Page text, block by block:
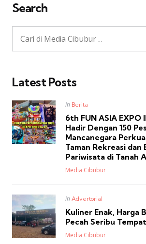
Search
Latest Posts
Posted
in
in Berita
6th FUN ASIA EXPO
Hadir Dengan 150
Mancanegara
Taman Rekreasi dan
Pariwisata di Tanah
Posted
Media Cibubur
Posted
in Advertorial
Kuliner Enak, Harga
Pecah Seribu
Posted
Media Cibubur